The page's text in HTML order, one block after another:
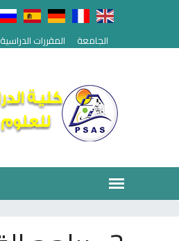
الجامعة المقررات الدراسية